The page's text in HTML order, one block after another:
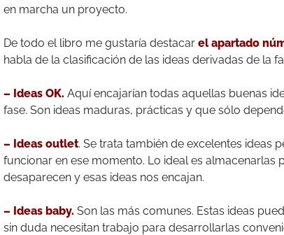
en marcha un proyecto.
De todo el libro me gustaría destacar el apartado
habla de la clasificación de las ideas derivadas de la
– Ideas OK. Aquí encajarían todas aquellas buenas
fase. Son ideas maduras, prácticas y que sólo
– Ideas outlet. Se trata también de excelentes ideas
funcionar en ese momento. Lo ideal es almacenarlas
desaparecen y esas ideas nos encajan.
– Ideas baby. Son las más comunes. Estas ideas
sin duda necesitan trabajo para desarrollarlas